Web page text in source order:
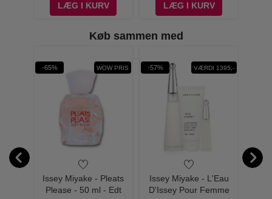
LÆG I KURV
LÆG I KURV
Køb sammen med
-65% WOW PRIS
Issey Miyake - Pleats
Please - 50 ml - Edt
-57% VÆRDI 1395,-
Issey Miyake - L'Eau
D'Issey Pour Femme